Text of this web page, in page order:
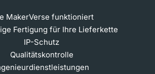
MakerVerse funktioniert
Fertigung für Ihre Lieferkette
IP-Schutz
Qualitätskontrolle